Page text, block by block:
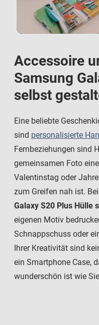
Accessoire
Samsung
selbst
Eine beliebte
sind personalisierte
Fernbeziehungen sind
gemeinsamen Foto
Valentinstag oder
zum Greifen nah ist.
Galaxy S20 Plus Hülle
eigenen Motiv
Schnappschuss oder
Ihrer Kreativität sind
ein Smartphone Case,
wunderschön ist wie